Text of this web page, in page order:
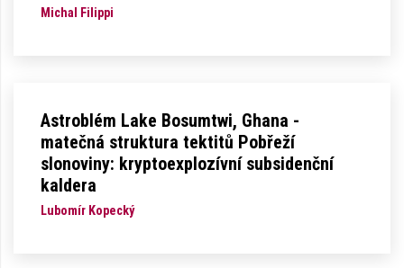
Michal Filippi
Astroblém Lake Bosumtwi, Ghana -
matečná struktura tektitů Pobřeží
slonoviny: kryptoexplozívní subsidenční
kaldera
Lubomír Kopecký